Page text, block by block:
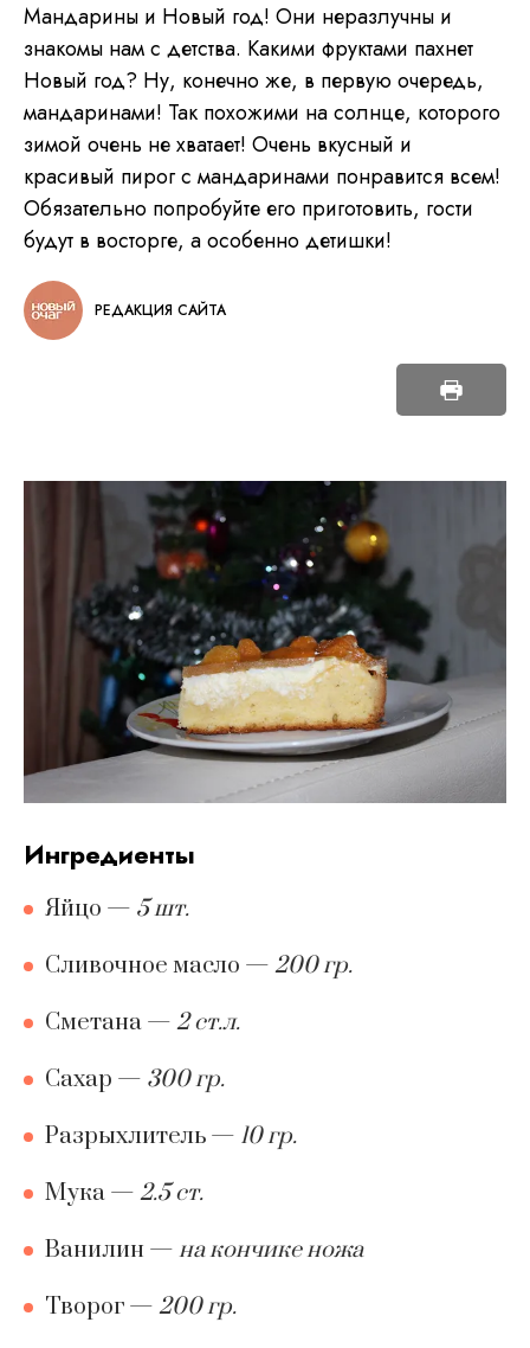
Мандарины и Новый год! Они неразлучны и
знакомы нам с детства. Какими фруктами пахнет
Новый год? Ну, конечно же, в первую очередь,
мандаринами! Так похожими на солнце, которого
зимой очень не хватает! Очень вкусный и
красивый пирог с мандаринами понравится всем!
Обязательно попробуйте его приготовить, гости
будут в восторге, а особенно детишки!
РЕДАКЦИЯ САЙТА
ингредиенты
Яйцо — 5 шт.
Сливочное масло — 200 гр.
Сметана — 2 ст.л.
Сахар — 300 гр.
Разрыхлитель — 10 гр.
Мука — 2.5 ст.
Ванилин — на кончике ножа
Творог — 200 гр.